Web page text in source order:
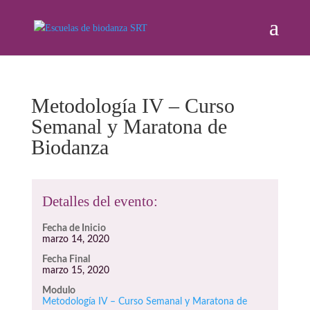
Metodología IV – Curso
Semanal y Maratona de
Biodanza
Detalles del evento:
Fecha de Inicio
marzo 14, 2020
Fecha Final
marzo 15, 2020
Modulo
Metodología IV – Curso Semanal y Maratona de